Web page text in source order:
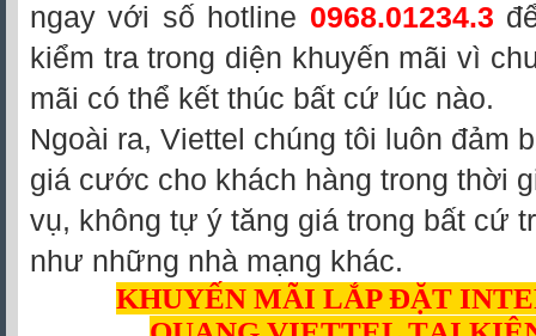
ngay với số hotline 0968.01234.3
kiểm tra trong diện khuyến mãi vì
mãi có thể kết thúc bất cứ lúc nào.
Ngoài ra, Viettel chúng tôi luôn đảm
giá cước cho khách hàng trong thời
vụ, không tự ý tăng giá trong bất cứ
như những nhà mạng khác.
KHUYẾN MÃI LẮP ĐẶT